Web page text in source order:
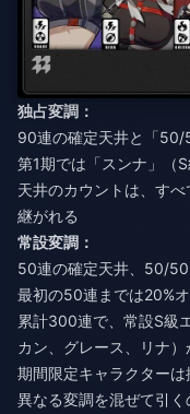
独占変調：
90連の確定天井と「50/
第1期では「スンナ」（
天井のカウントは、す
継がれる
常設変調：
50連の確定天井、50/50
最初の50連までは20%
累計300連で、常設S級
カン、グレース、リナ
期間限定キャラクター
異なる変調を混ぜて引